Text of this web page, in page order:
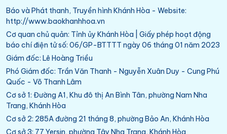
Báo và Phát thanh, Truyền hình Khánh Hòa - Website:
http://www.baokhanhhoa.vn
Cơ quan chủ quản: Tỉnh ủy Khánh Hòa | Giấy phép hoạt động
báo chí điện tử số: 06/GP-BTTTT ngày 06 tháng 01 năm 2023
Giám đốc: Lê Hoàng Triều
Phó Giám đốc: Trần Văn Thanh - Nguyễn Xuân Duy - Cung Phú
Quốc - Võ Thanh Lâm
Cơ sở 1: Đường A1, Khu đô thị An Bình Tân, phường Nam Nha
Trang, Khánh Hòa
Cơ sở 2: 285A đường 21 tháng 8, phường Bảo An, Khánh Hòa
Cơ sở 3: 77 Yersin, phường Tây Nha Trang, Khánh Hòa